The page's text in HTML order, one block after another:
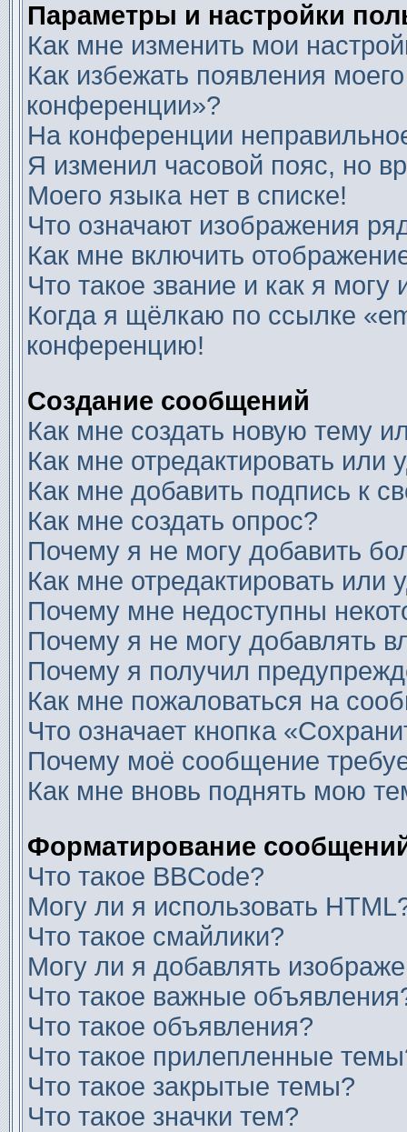
Параметры и настройки
Как мне изменить мои
Как избежать появления
конференции»?
На конференции
Я изменил часовой пояс, но
Моего языка нет в списке!
Что означают изображения
Как мне включить
Что такое звание и как я могу
Когда я щёлкаю по ссылке
конференцию!
Создание сообщений
Как мне создать новую тему
Как мне отредактировать или
Как мне добавить подпись к
Как мне создать опрос?
Почему я не могу добавить
Как мне отредактировать или
Почему мне недоступны
Почему я не могу добавлять
Почему я получил
Как мне пожаловаться на
Что означает кнопка
Почему моё сообщение
Как мне вновь поднять мою
Форматирование
Что такое BBCode?
Могу ли я использовать
Что такое смайлики?
Могу ли я добавлять
Что такое важные
Что такое объявления?
Что такое прилепленные
Что такое закрытые темы?
Что такое значки тем?